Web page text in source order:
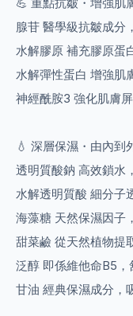
腺苷 醫學級抗皺成分
水解膠原 補充膠原蛋
水解彈性蛋白 增強肌
神經酰胺3 強化肌膚
💧 深層保濕・由內到
透明質酸鈉 高效鎖水
水解透明質酸 細分子
海藻糖 天然保濕因子
甜菜鹼 從天然植物提
泛醇 即係維他命B5
甘油 經典保濕成分，